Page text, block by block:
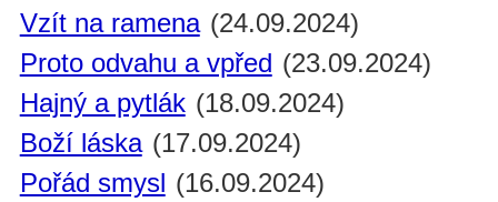
Vzít na ramena (24.09.2024)
Proto odvahu a vpřed (23.09.2024)
Hajný a pytlák (18.09.2024)
Boží láska (17.09.2024)
Pořád smysl (16.09.2024)